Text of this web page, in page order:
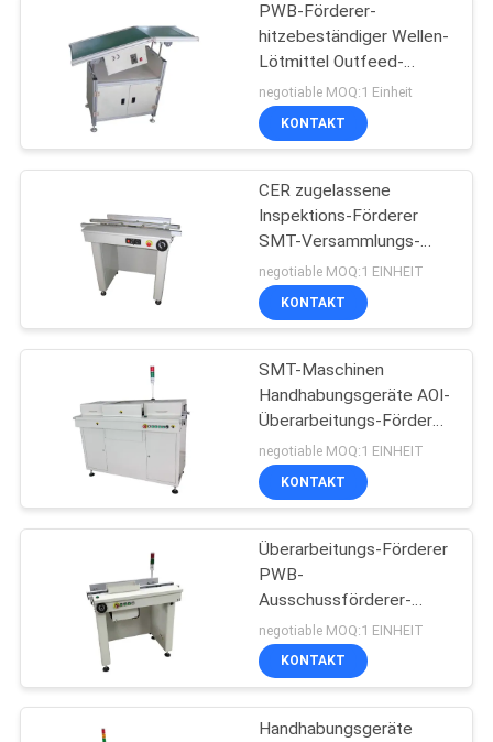
SITEMAP
PRIVACY
POLICY
PWB-Förderer-
hitzebeständiger Wellen-
Lötmittel Outfeed-
Förderer Gurt ESD
flacher
negotiable MOQ:1 Einheit
KONTAKT
CER zugelassene
Inspektions-Förderer
SMT-Versammlungs-
Maschine PWB-
Förderer-1000mm SMT
negotiable MOQ:1 EINHEIT
KONTAKT
SMT-Maschinen
Handhabungsgeräte AOI-
Überarbeitungs-Förderer
PWBs für PWB-
Versammlung
negotiable MOQ:1 EINHEIT
KONTAKT
Überarbeitungs-Förderer
PWB-
Ausschussförderer-
Oberflächen-Berg-
Technologie-Ausrüstung
negotiable MOQ:1 EINHEIT
KONTAKT
Handhabungsgeräte